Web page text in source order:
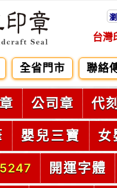
台灣
全省門市 聯絡
公司章 代
嬰兒三寶 女
5247 開運字體